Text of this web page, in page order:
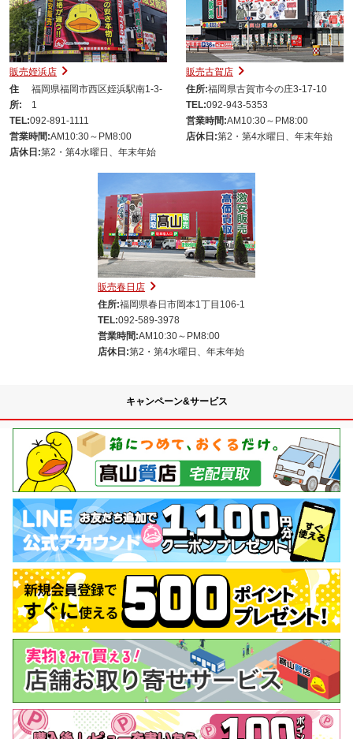
販売姪浜店
住
所:
福岡県福岡市西区姪浜駅南1-3-
1
TEL:092-891-1111
営業時間:AM10:30～PM8:00
店休日:第2・第4水曜日、年末年始
販売古賀店
住所:福岡県古賀市今の庄3-17-10
TEL:092-943-5353
営業時間:AM10:30～PM8:00
店休日:第2・第4水曜日、年末年始
販売春日店
住所:福岡県春日市岡本1丁目106-1
TEL:092-589-3978
営業時間:AM10:30～PM8:00
店休日:第2・第4水曜日、年末年始
キャンペーン&サービス